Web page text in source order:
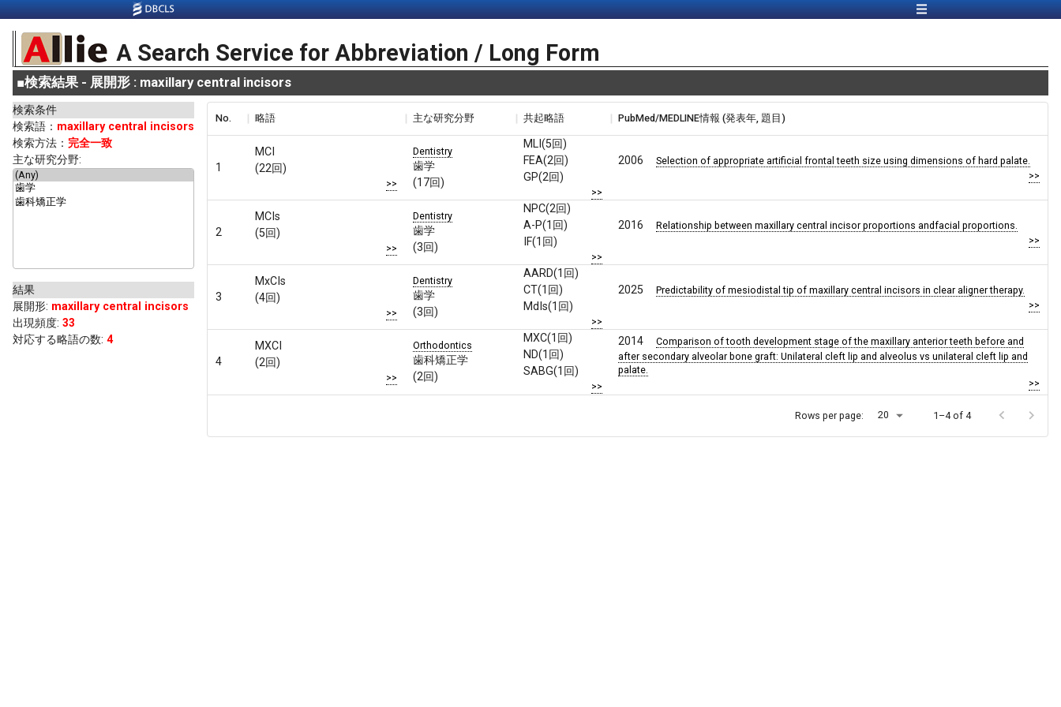
A Search Service for Abbreviation / Long Form
■検索結果 - 展開形 : maxillary central incisors
検索条件
検索語： maxillary central incisors
検索方法： 完全一致
主な研究分野:
結果
展開形: maxillary central incisors
出現頻度: 33
対応する略語の数: 4
No. 略語 主な研究分野 共起略語 PubMed/MEDLINE情報 (発表年, 題目)
1
MCI
(22回)
>>
Dentistry
歯学
(17回)
MLI(5回)
FEA(2回)
GP(2回)
>>
2006
Selection of appropriate artificial frontal teeth size using dimensions of hard palate.
>>
2
MCIs
(5回)
>>
Dentistry
歯学
(3回)
NPC(2回)
A-P(1回)
IF(1回)
>>
2016
Relationship between maxillary central incisor proportions andfacial proportions.
>>
3
MxCIs
(4回)
>>
Dentistry
歯学
(3回)
AARD(1回)
CT(1回)
MdIs(1回)
>>
2025
Predictability of mesiodistal tip of maxillary central incisors in clear aligner therapy.
>>
4
MXCI
(2回)
>>
Orthodontics
歯科矯正学
(2回)
MXC(1回)
ND(1回)
SABG(1回)
>>
2014
Comparison of tooth development stage of the maxillary anterior teeth before and
after secondary alveolar bone graft: Unilateral cleft lip and alveolus vs unilateral cleft lip and
palate.
>>
Rows per page: 20 1–4 of 4